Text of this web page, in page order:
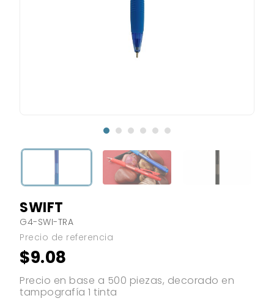
SWIFT
G4-SWI-TRA
Precio de referencia
$9.08
Precio en base a 500 piezas, decorado en
tampografía 1 tinta